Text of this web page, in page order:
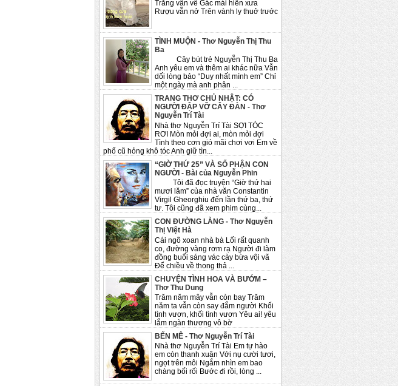
Trăng vẫn về Gác mái hiên xưa
Rượu vẫn nở Trên vành ly thuở trước
TÌNH MUỘN - Thơ Nguyễn Thị Thu
Ba
Cây bút trẻ Nguyễn Thị Thu Ba
Anh yêu em và thêm ai khác nữa Vẫn
dối lòng bảo “Duy nhất mình em” Chỉ
một ngày mà anh phân ...
TRANG THƠ CHỦ NHẬT: CÓ
NGƯỜI ĐẬP VỠ CÂY ĐÀN - Thơ
Nguyễn Trí Tài
Nhà thơ Nguyễn Trí Tài SỢI TÓC
RƠI Mòn mỏi đợi ai, mòn mỏi đợi
Tình theo cơn gió mãi chơi vơi Em về
phố cũ hỏng khô tóc Anh giữ tìn...
“GIỜ THỨ 25” VÀ SỐ PHẬN CON
NGƯỜI - Bài của Nguyễn Phin
Tôi đã đọc truyện “Giờ thứ hai
mươi lăm” của nhà văn Constantin
Virgil Gheorghiu đến lần thứ ba, thứ
tư. Tôi cũng đã xem phim cùng...
CON ĐƯỜNG LÀNG - Thơ Nguyễn
Thị Việt Hà
Cái ngõ xoan nhà bà Lối rất quanh
co, đường vàng rơm rạ Người đi làm
đồng buổi sáng vác cày bừa vội vã
Để chiều về thong thả ...
CHUYỆN TÌNH HOA VÀ BƯỚM –
Thơ Thu Dung
Trăm năm mây vẫn còn bay Trăm
năm ta vẫn còn say đắm người Khối
tình vươn, khối tình vươn Yêu ai! yêu
lắm ngàn thương vô bờ
BẾN MÊ - Thơ Nguyễn Trí Tài
Nhà thơ Nguyễn Trí Tài Em tự hào
em còn thanh xuân Với nụ cười tươi,
ngọt trên môi Ngắm nhìn em bao
chàng bối rối Bước đi rồi, lòng ...